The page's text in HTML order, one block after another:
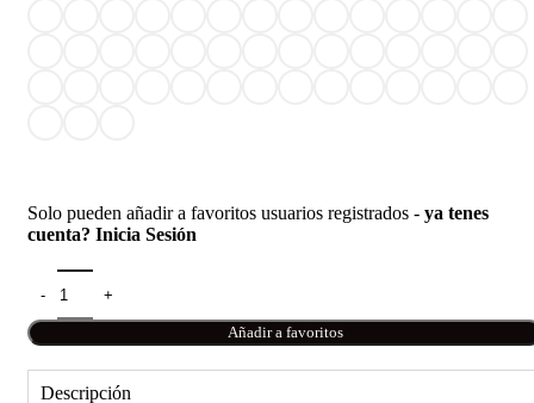
Solo pueden añadir a favoritos usuarios registrados - ya tenes
cuenta? Inicia Sesión
Añadir a favoritos
Descripción